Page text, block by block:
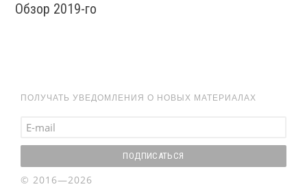
Обзор 2019-го
ПОЛУЧАТЬ УВЕДОМЛЕНИЯ О НОВЫХ МАТЕРИАЛАХ
© 2016—2026